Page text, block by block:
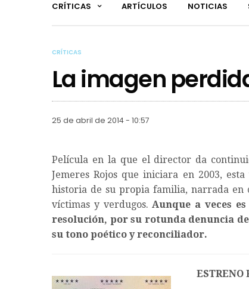
CRÍTICAS ARTÍCULOS NOTICIAS
CRÍTICAS
La imagen
25 de abril de 2014 - 10:57
Película en la que el director da
Jemeres Rojos que iniciara en 2003,
historia de su propia familia, narrada en
víctimas y verdugos.Aunque a veces
resolución, por su rotunda denuncia
su tono poético y reconciliador.
ESTRENO